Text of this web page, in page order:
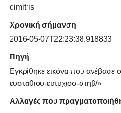
dimitris
Χρονική σήμανση
2016-05-07T22:23:38.918833
Πηγή
Εγκρίθηκε εικόνα που
ευσταθιου-ευτυχιοσ-στηβ/»
Αλλαγές που